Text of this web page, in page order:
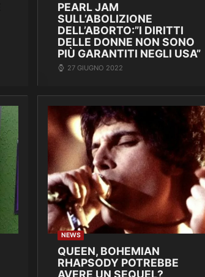
PEARL JAM
SULL’ABOLIZIONE
DELL’ABORTO:”I DIRITTI
DELLE DONNE NON SONO
PIÙ GARANTITI NEGLI USA”
27 GIUGNO 2022
NEWS
QUEEN, BOHEMIAN
RHAPSODY POTREBBE
AVERE UN SEQUEL?